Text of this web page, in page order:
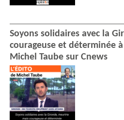
Soyons solidaires avec la
courageuse et déterminée
Michel Taube sur Cnews